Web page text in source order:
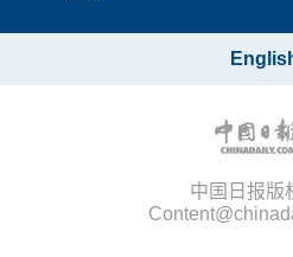
中国日报版